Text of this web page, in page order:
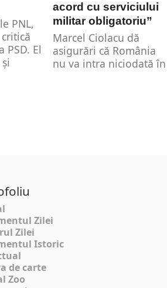
PNL,
PSD. El
acord cu serviciului
militar obligatoriu”
Marcel Ciolacu dă
asigurări că România
nu va intra niciodată în
Zilei
Zilei
Istoric
de carte
Zoo